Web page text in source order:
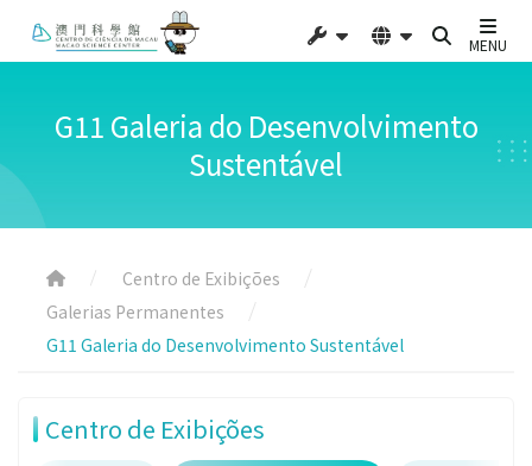
MENU
G11 Galeria do Desenvolvimento
Sustentável
Centro de Exibições
Galerias Permanentes
G11 Galeria do Desenvolvimento Sustentável
Centro de Exibições